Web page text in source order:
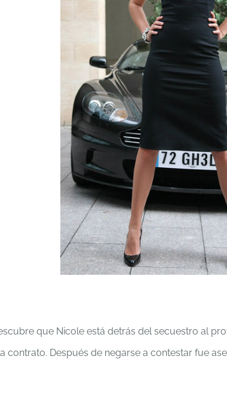
que Nicole está detrás del secuestro al
contrato. Después de negarse a contestar fue